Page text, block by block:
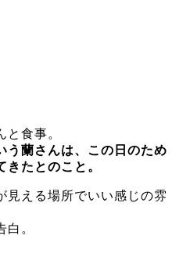
食事。
う蘭さんは、この日のため
たとのこと。
見える場所でいい感じの雰
。